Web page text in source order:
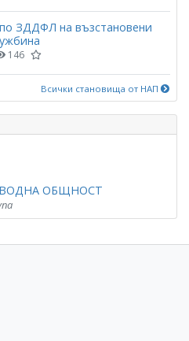
ЗДДФЛ на възстановени
146
Всички становища от НАП
ОБЩНОСТ